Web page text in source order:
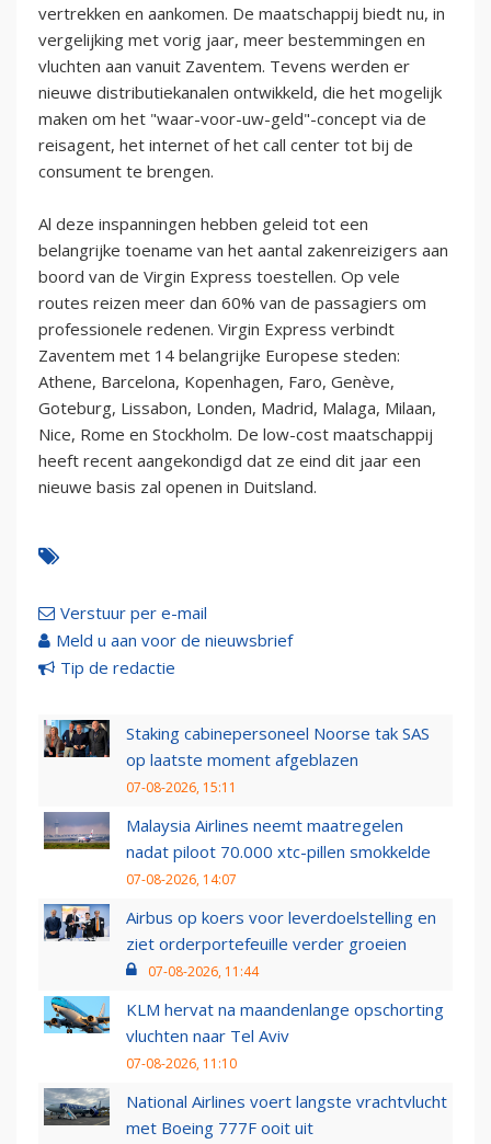
vertrekken en aankomen. De maatschappij biedt nu, in
vergelijking met vorig jaar, meer bestemmingen en
vluchten aan vanuit Zaventem. Tevens werden er
nieuwe distributiekanalen ontwikkeld, die het mogelijk
maken om het "waar-voor-uw-geld"-concept via de
reisagent, het internet of het call center tot bij de
consument te brengen.
Al deze inspanningen hebben geleid tot een
belangrijke toename van het aantal zakenreizigers aan
boord van de Virgin Express toestellen. Op vele
routes reizen meer dan 60% van de passagiers om
professionele redenen. Virgin Express verbindt
Zaventem met 14 belangrijke Europese steden:
Athene, Barcelona, Kopenhagen, Faro, Genève,
Goteburg, Lissabon, Londen, Madrid, Malaga, Milaan,
Nice, Rome en Stockholm. De low-cost maatschappij
heeft recent aangekondigd dat ze eind dit jaar een
nieuwe basis zal openen in Duitsland.
Verstuur per e-mail
Meld u aan voor de nieuwsbrief
Tip de redactie
Staking cabinepersoneel Noorse tak SAS
op laatste moment afgeblazen
07-08-2026, 15:11
Malaysia Airlines neemt maatregelen
nadat piloot 70.000 xtc-pillen smokkelde
07-08-2026, 14:07
Airbus op koers voor leverdoelstelling en
ziet orderportefeuille verder groeien
07-08-2026, 11:44
KLM hervat na maandenlange opschorting
vluchten naar Tel Aviv
07-08-2026, 11:10
National Airlines voert langste vrachtvlucht
met Boeing 777F ooit uit